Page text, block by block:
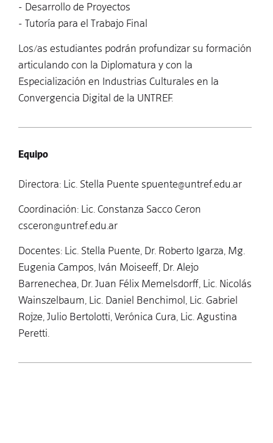
- Desarrollo de Proyectos
- Tutoría para el Trabajo Final
Los/as estudiantes podrán profundizar su formación
articulando con la Diplomatura y con la
Especialización en Industrias Culturales en la
Convergencia Digital de la UNTREF.
Equipo
Directora: Lic. Stella Puente spuente@untref.edu.ar
Coordinación: Lic. Constanza Sacco Ceron
csceron@untref.edu.ar
Docentes: Lic. Stella Puente, Dr. Roberto Igarza, Mg.
Eugenia Campos, Iván Moiseeff, Dr. Alejo
Barrenechea, Dr. Juan Félix Memelsdorff, Lic. Nicolás
Wainszelbaum, Lic. Daniel Benchimol, Lic. Gabriel
Rojze, Julio Bertolotti, Verónica Cura, Lic. Agustina
Peretti.